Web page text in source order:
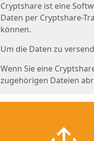
Cryptshare ist eine
Daten per Cryptshare-
können.
Um die Daten zu
Wenn Sie eine
zugehörigen Dateien